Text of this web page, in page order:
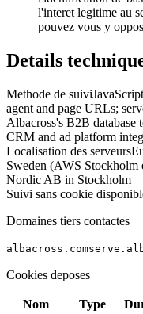
l'interet legitime au
pouvez vous y
Details
Methode de suivi
agent and page URLs;
Albacross's B2B
CRM and ad platform
Localisation des serveurs
Sweden (AWS Stockholm
Nordic AB in Stockholm
Suivi sans cookie
Domaines tiers contactes
albacross.com
Cookies deposes
Nom Type